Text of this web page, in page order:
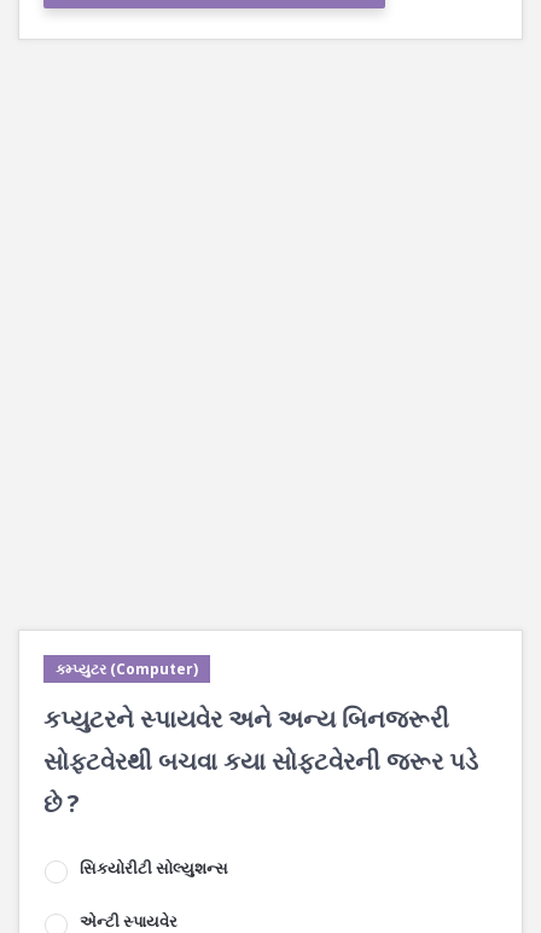
કમ્પ્યુટર (Computer)
કપ્યુટરને સ્પાયવેર અને અન્ય બિનજરૂરી
સોફટવેરથી બચવા કયા સોફટવેરની જરૂર પડે
છે ?
સિકયોરીટી સોલ્યુશન્સ
એન્ટી સ્પાયવેર